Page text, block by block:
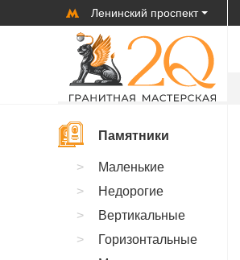
Ленинский проспект
Памятники
Маленькие
Недорогие
Вертикальные
Горизонтальные